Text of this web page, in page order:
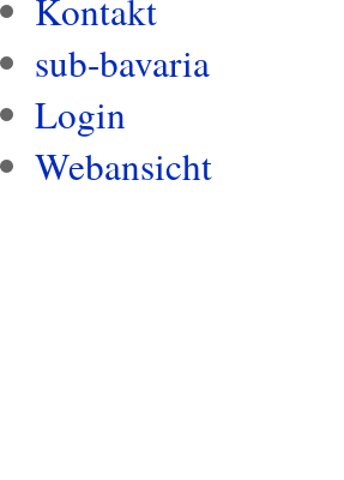
Kontakt
sub-bavaria
Login
Webansicht